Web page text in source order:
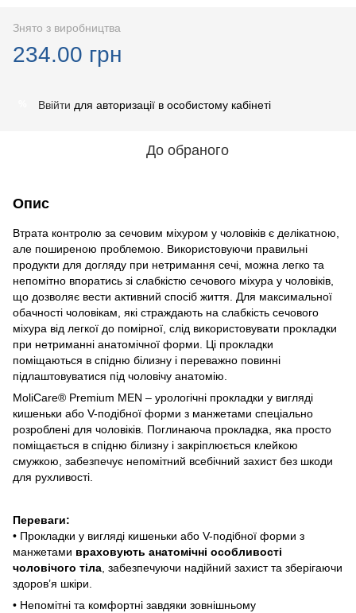
Знято з виробництва
234.00 грн
Ввійти для авторизації в особистому кабінеті
До обраного
Опис
Втрата контролю за сечовим міхуром у чоловіків є делікатною,
але поширеною проблемою. Використовуючи правильні
продукти для догляду при нетримання сечі, можна легко та
непомітно впоратись зі слабкістю сечового міхура у чоловіків,
що дозволяє вести активний спосіб життя. Для максимальної
обачності чоловікам, які страждають на слабкість сечового
міхура від легкої до помірної, слід використовувати прокладки
при нетриманні анатомічної форми. Ці прокладки
поміщаються в спідню білизну і переважно повинні
підлаштовуватися під чоловічу анатомію.
MoliCare® Premium MEN – урологічні прокладки у вигляді
кишеньки або V-подібної форми з манжетами спеціально
розроблені для чоловіків. Поглинаюча прокладка, яка просто
поміщається в спідню білизну і закріплюється клейкою
смужкою, забезпечує непомітний всебічний захист без шкоди
для рухливості.
Переваги:
• Прокладки у вигляді кишеньки або V-подібної форми з
манжетами враховують анатомічні особливості
чоловічого тіла , забезпечуючи надійний захист та зберігаючи
здоров’я шкіри.
• Непомітні та комфортні завдяки зовнішньому